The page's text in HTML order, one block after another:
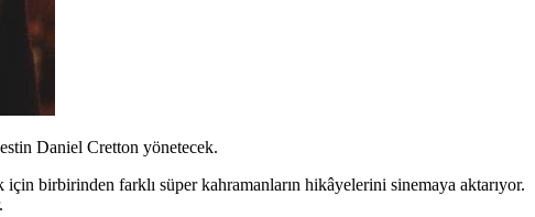
Daniel Cretton yönetecek.
birbirinden farklı süper kahramanların hikâyelerini sinemaya aktarıyor.